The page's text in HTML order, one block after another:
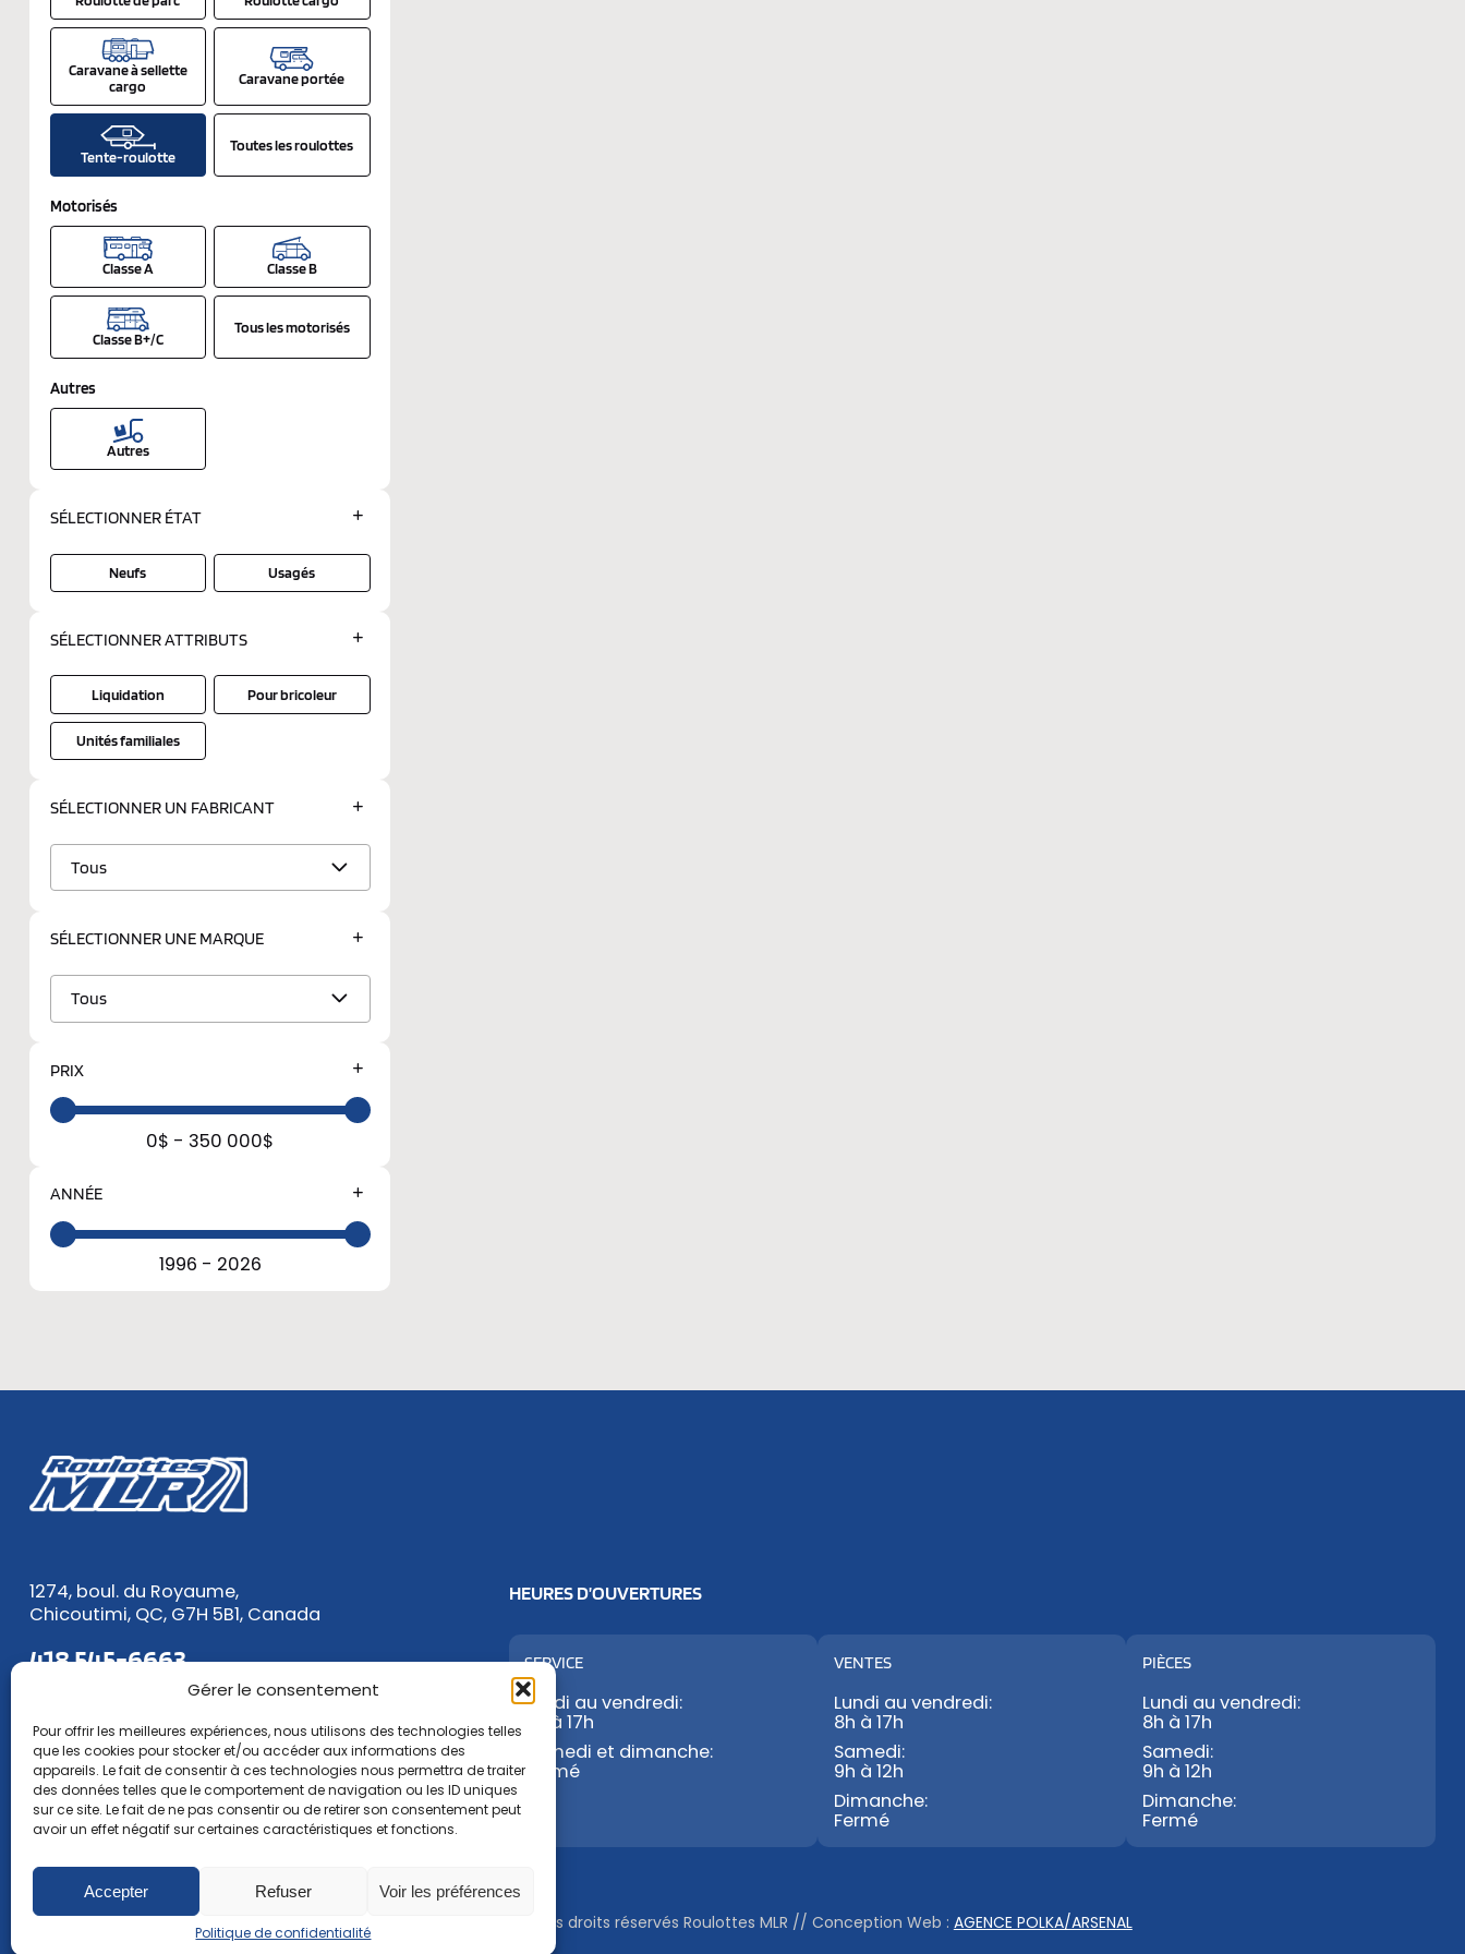
Gérer le consentement
Pour offrir les meilleures expériences, nous utilisons des technologies telles
que les cookies pour stocker et/ou accéder aux informations des
appareils. Le fait de consentir à ces technologies nous permettra de traiter
des données telles que le comportement de navigation ou les ID uniques
sur ce site. Le fait de ne pas consentir ou de retirer son consentement peut
avoir un effet négatif sur certaines caractéristiques et fonctions.
Accepter Refuser Voir les préférences
Politique de confidentialité
Caravane à sellette
cargo
Caravane portée
Tente-roulotte
Toutes les roulottes
Motorisés
Classe A Classe B
Classe B+/C
Tous les motorisés
Autres
Autres
SÉLECTIONNERÉTAT
Neufs Usagés
SÉLECTIONNERATTRIBUTS
Liquidation Pour bricoleur
Unités familiales
SÉLECTIONNER UN FABRICANT
Tous
SÉLECTIONNER UNEMARQUE
Tous
PRIX
0$ - 350 000$
ANNÉE
1996 - 2026
1274, boul. du Royaume,
Chicoutimi, QC, G7H 5B1, Canada
418 545-6663
1 888 545-6663
Courriel :
ventes@roulottesmlr.com
HEURES D’OUVERTURES
SERVICE
Lundi au vendredi:
8h à 17h
Samedi et dimanche:
Fermé
VENTES
Lundi au vendredi:
8h à 17h
Samedi:
9h à 12h
Dimanche:
Fermé
PIÈCES
Lundi au vendredi:
8h à 17h
Samedi:
9h à 12h
Dimanche:
Fermé
Politique de confidentialité © Tous droits réservés Roulottes MLR // Conception Web : AGENCE POLKA/ARSENAL